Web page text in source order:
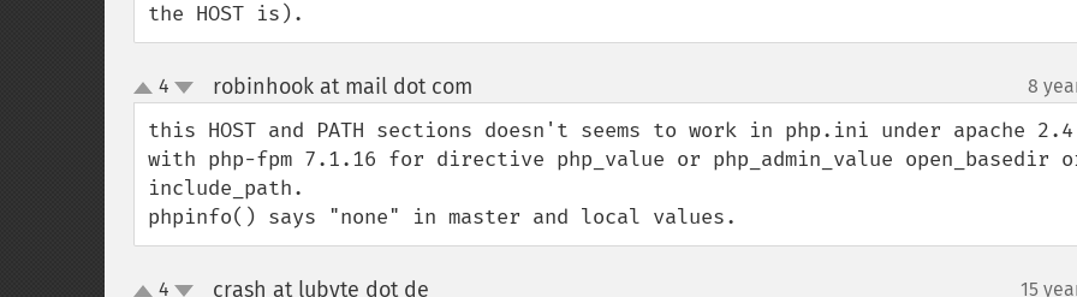
the HOST is).
up
down
4 robinhook at mail dot com 8
this HOST and PATH sections doesn't seems to work in php.ini under apache 2.4
with php-fpm 7.1.16 for directive php_value or php_admin_value open_basedir
include_path.
phpinfo() says "none" in master and local values.
4 crash at lubyte dot de 15